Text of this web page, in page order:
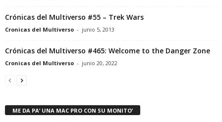
Crónicas del Multiverso #55 – Trek Wars
Cronicas del Multiverso - junio 5, 2013
Crónicas del Multiverso #465: Welcome to the Danger Zone
Cronicas del Multiverso - junio 20, 2022
ME DA PA’ UNA MAC PRO CON SU MONITO’